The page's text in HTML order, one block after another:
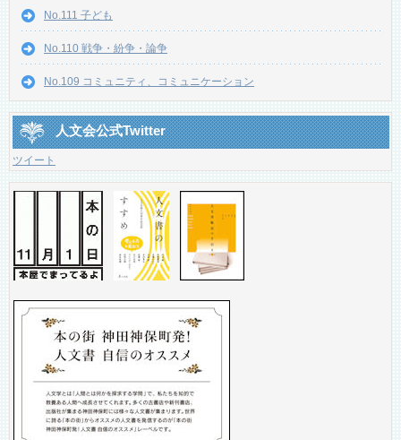
No.111 子ども
No.110 戦争・紛争・論争
No.109 コミュニティ、コミュニケーション
人文会公式Twitter
ツイート